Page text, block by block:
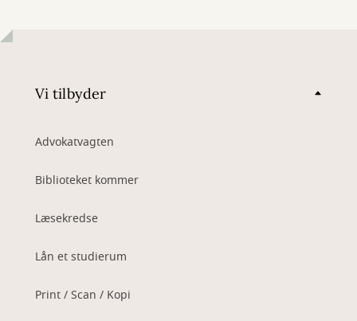
Vi tilbyder
Advokatvagten
Biblioteket kommer
Læsekredse
Lån et studierum
Print / Scan / Kopi